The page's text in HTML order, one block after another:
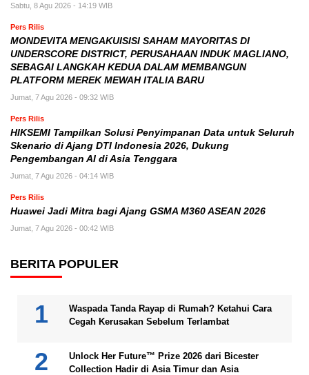
Sabtu, 8 Agu 2026 - 14:19 WIB
Pers Rilis
MONDEVITA MENGAKUISISI SAHAM MAYORITAS DI
UNDERSCORE DISTRICT, PERUSAHAAN INDUK MAGLIANO,
SEBAGAI LANGKAH KEDUA DALAM MEMBANGUN
PLATFORM MEREK MEWAH ITALIA BARU
Jumat, 7 Agu 2026 - 09:32 WIB
Pers Rilis
HIKSEMI Tampilkan Solusi Penyimpanan Data untuk Seluruh
Skenario di Ajang DTI Indonesia 2026, Dukung
Pengembangan AI di Asia Tenggara
Jumat, 7 Agu 2026 - 04:14 WIB
Pers Rilis
Huawei Jadi Mitra bagi Ajang GSMA M360 ASEAN 2026
Jumat, 7 Agu 2026 - 00:42 WIB
BERITA POPULER
Waspada Tanda Rayap di Rumah? Ketahui Cara
Cegah Kerusakan Sebelum Terlambat
Unlock Her Future™ Prize 2026 dari Bicester
Collection Hadir di Asia Timur dan Asia